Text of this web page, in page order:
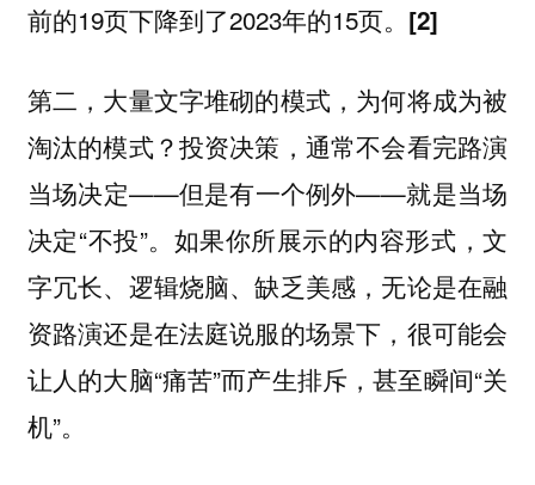
前的19页下降到了2023年的15页。 [2]
第二，大量文字堆砌的模式，为何将成为被
淘汰的模式？投资决策，通常不会看完路演
当场决定——但是有一个例外——就是当场
决定“不投”。如果你所展示的内容形式，文
字冗长、逻辑烧脑、缺乏美感，无论是在融
资路演还是在法庭说服的场景下，很可能会
让人的大脑“痛苦”而产生排斥，甚至瞬间“关
机”。